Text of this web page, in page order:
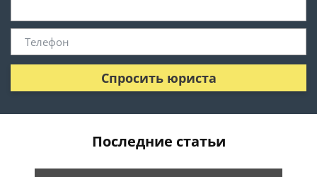
Спросить юриста
Последние статьи